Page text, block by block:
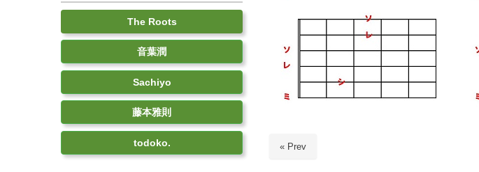
« Prev
The Roots
音葉潤
Sachiyo
藤本雅則
todoko.